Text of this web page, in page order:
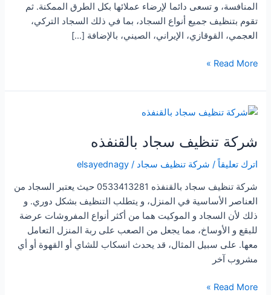
المنافسة، و تسعى دائما لإرضاء عملائها بكل الطرق الممكنة. ثم
تقوم بتنظيف جميع أنواع السجاد، بما في ذلك السجاد التركي،
العجمي، القوقازي، الإيراني، الصيني، بالإضافة […]
شركة
سجاد
بحلي
Read More »
شركة تنظيف سجاد بالقنفذه
اترك تعليقاً / شركة تنظيف سجاد /
elsayednagy
شركة تنظيف سجاد بالقنفذه 0533413281 حيث يعتبر السجاد من
العناصر الأساسية في المنزل، و يتطلب التنظيف بشكل دوري. و
ذلك لأن السجاد و الموكيت هما من أكثر أنواع المفروشات عرضة
للبقع و الأوساخ، مما يجعل من الصعب على ربة المنزل التعامل
معها. على سبيل المثال، قد يحدث انسكاب للشاي أو القهوة أو أي
مشروب آخر
شركة
Read More »